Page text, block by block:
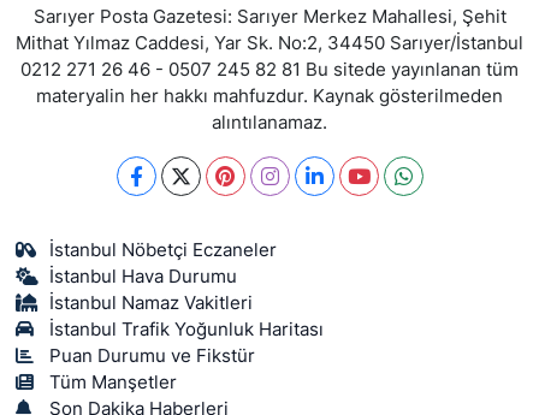
Sarıyer Posta Gazetesi: Sarıyer Merkez Mahallesi, Şehit
Mithat Yılmaz Caddesi, Yar Sk. No:2, 34450 Sarıyer/İstanbul
0212 271 26 46 - 0507 245 82 81 Bu sitede yayınlanan tüm
materyalin her hakkı mahfuzdur. Kaynak gösterilmeden
alıntılanamaz.
İstanbul Nöbetçi Eczaneler
İstanbul Hava Durumu
İstanbul Namaz Vakitleri
İstanbul Trafik Yoğunluk Haritası
Puan Durumu ve Fikstür
Tüm Manşetler
Son Dakika Haberleri